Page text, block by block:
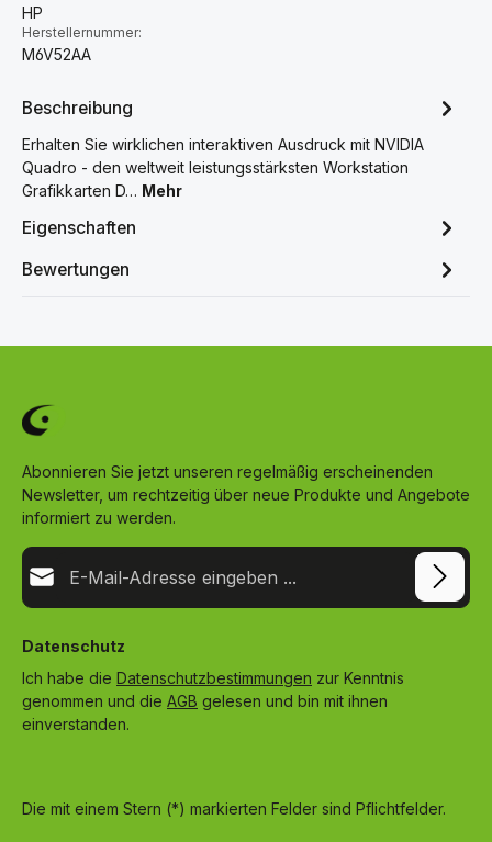
HP
Herstellernummer:
M6V52AA
Beschreibung
Erhalten Sie wirklichen interaktiven Ausdruck mit NVIDIA
Quadro - den weltweit leistungsstärksten Workstation
Grafikkarten D… Mehr
Eigenschaften
Bewertungen
Abonnieren Sie jetzt unseren regelmäßig erscheinenden
Newsletter, um rechtzeitig über neue Produkte und Angebote
informiert zu werden.
E-Mail-Adresse*
Datenschutz
Ich habe die Datenschutzbestimmungen zur Kenntnis
genommen und die AGB gelesen und bin mit ihnen
einverstanden.
Die mit einem Stern (*) markierten Felder sind Pflichtfelder.